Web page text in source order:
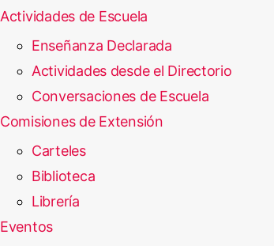
Actividades de Escuela
Enseñanza Declarada
Actividades desde el Directorio
Conversaciones de Escuela
Comisiones de Extensión
Carteles
Biblioteca
Librería
Eventos